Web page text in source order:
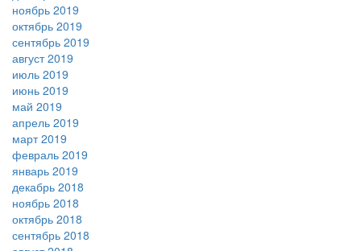
ноябрь 2019
октябрь 2019
сентябрь 2019
август 2019
июль 2019
июнь 2019
май 2019
апрель 2019
март 2019
февраль 2019
январь 2019
декабрь 2018
ноябрь 2018
октябрь 2018
сентябрь 2018